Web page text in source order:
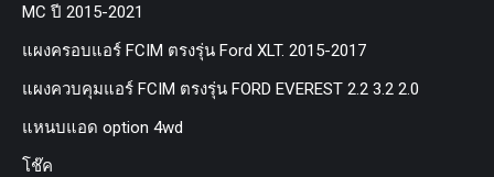
MC ปี 2015-2021
แผงครอบแอร์ FCIM ตรงรุ่น Ford XLT. 2015-2017
แผงควบคุมแอร์ FCIM ตรงรุ่น FORD EVEREST 2.2 3.2 2.0
แหนบแอด option 4wd
โช๊ค